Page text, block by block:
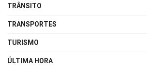
TRÂNSITO
TRANSPORTES
TURISMO
ÚLTIMA HORA